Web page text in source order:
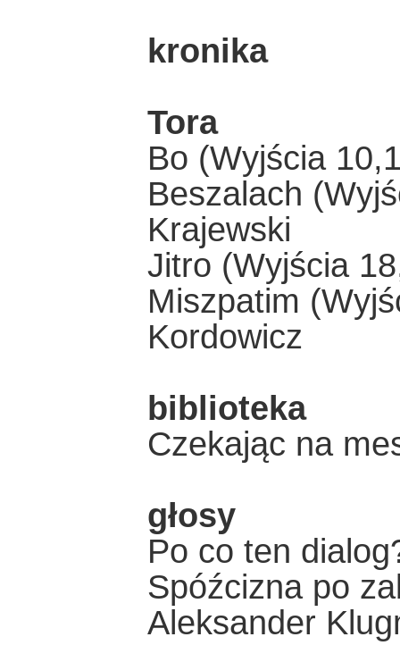
kronika
Tora
Bo (Wyjścia
Beszalach
Krajewski
Jitro (Wyjścia
Miszpatim
Kordowicz
biblioteka
Czekając na
głosy
Po co ten
Spóźcizna po
Aleksander